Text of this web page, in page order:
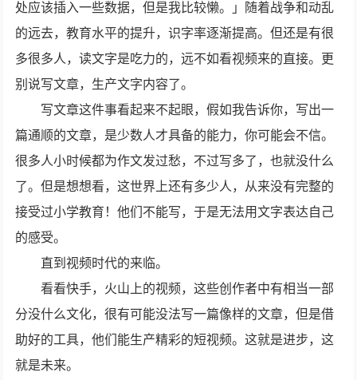
处应该插入一些数据，但是我比较懒。」随着战争和动乱
的远去，教育水平的提升，识字率逐渐提高。但还是有很
多很多人，读文字是吃力的，远不如看视频来的直接。更
别说写文章，生产文字内容了。
写文章这件事看起来不起眼，假如我告诉你，写出一
篇通顺的文章，是少数人才具备的能力，你可能会不信。
很多人小时候都为作文发过愁，不过写多了，也就没什么
了。但是想想看，这世界上还有多少人，从来没有完整的
接受过小学教育！他们不能写，于是无法用文字表达自己
的感受。
直到视频时代的来临。
看看快手，火山上的视频，这些创作者中有相当一部
分没什么文化，很有可能没法写一篇像样的文章，但是借
助好的工具，他们能生产精彩的短视频。这就是进步，这
就是未来。